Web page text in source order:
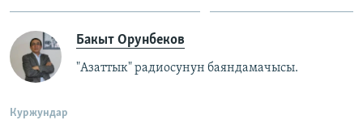
Бакыт Орунбеков
"Азаттык" радиосунун баяндамачысы.
Куржундар